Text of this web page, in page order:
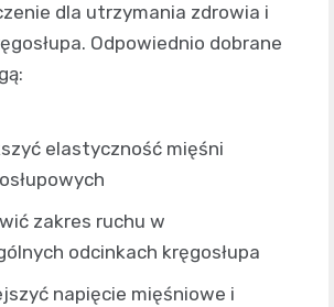
dla utrzymania zdrowia i
Odpowiednio dobrane
elastyczność mięśni
zakres ruchu w
odcinkach kręgosłupa
napięcie mięśniowe i